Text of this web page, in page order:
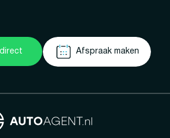
Afspraak maken